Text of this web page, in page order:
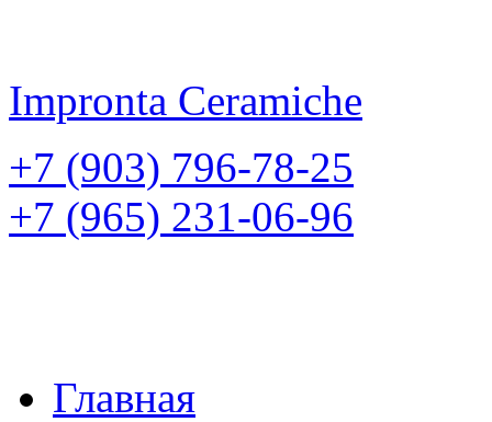
Impronta Ceramiche
+7 (903) 796-78-25
+7 (965) 231-06-96
Главная